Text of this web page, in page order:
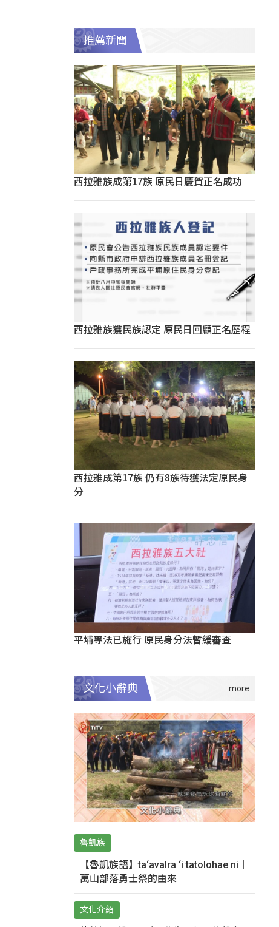
推薦新聞
西拉雅族成第17族 原民日慶賀正名成功
西拉雅族獲民族認定 原民日回顧正名歷程
西拉雅成第17族 仍有8族待獲法定原民身
分
平埔專法已施行 原民身分法暫緩審查
文化小辭典
魯凱族
【魯凱族語】ta‘avalra ‘i tatolohae ni｜
萬山部落勇士祭的由來
文化介紹